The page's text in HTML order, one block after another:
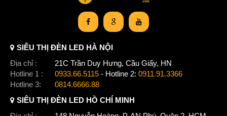
SIÊU THỊ ĐÈN LED HÀ NỘI
Địa chỉ :
21C Trần Duy Hưng, Cầu Giấy, HN
Hotline 1 :
0933.66.5115 - Hotline 2: 0911.91.3366
Hotline 3:
0814.6666.88
SIÊU THỊ ĐÈN LED HỒ CHÍ MINH